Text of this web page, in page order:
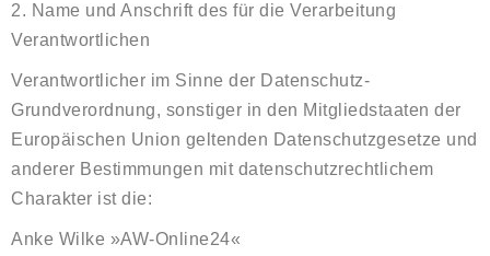
2. Name und Anschrift des für die Verarbeitung
Verantwortlichen
Verantwortlicher im Sinne der Datenschutz-
Grundverordnung, sonstiger in den Mitgliedstaaten der
Europäischen Union geltenden Datenschutzgesetze und
anderer Bestimmungen mit datenschutzrechtlichem
Charakter ist die:
Anke Wilke »AW-Online24«